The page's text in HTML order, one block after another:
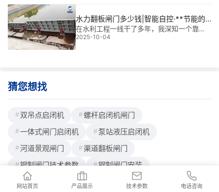
站及泵房，安装方便，现场接通电源即可工
作。一、平面闸门液压启闭机DYQP-H型分
类及安装结构图1、双吊点工作闸门2、单吊
点上下工作闸门二、平面闸门液压启闭机DY
QP-H外形安装尺寸参数型号LLlL2L3L4ΦΦ
水力翻板闸门多少钱|智能自控·**节能的
水利守护者
在水利工程一线干了多年，我深知一个靠谱
的水力翻板闸门，不只是“挡水”的工具，更是
调节水流、保障安全、提升效率的关键角
2025-10-04
猜您想找
双吊点启闭机
螺杆启闭机闸门
一体式闸门启闭机
泵站液压启闭机
河道景观闸门
渠道翻板闸门
钢制闸门技术参数
钢制闸门安装
网站首页 产品展示 技术参数 电话咨询